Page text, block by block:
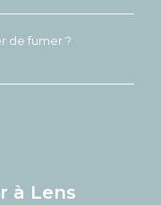
de fumer ?
à Lens